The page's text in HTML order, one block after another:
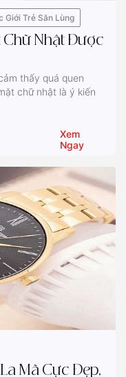
Giới Trẻ Săn Lùng
Chữ Nhật Được
thấy quá quen
chữ nhật là ý kiến
Xem
Ngay
Mã Cực Đẹp,